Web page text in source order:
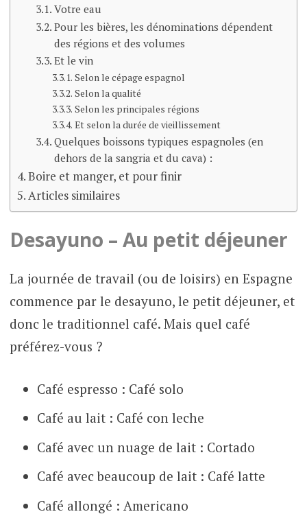
Votre eau
Pour les bières, les dénominations dépendent
des régions et des volumes
Et le vin
Selon le cépage espagnol
Selon la qualité
Selon les principales régions
Et selon la durée de vieillissement
Quelques boissons typiques espagnoles (en
dehors de la sangria et du cava) :
Boire et manger, et pour finir
Articles similaires
Desayuno – Au petit déjeuner
La journée de travail (ou de loisirs) en Espagne
commence par le desayuno, le petit déjeuner, et
donc le traditionnel café. Mais quel café
préférez-vous ?
Café espresso : Café solo
Café au lait : Café con leche
Café avec un nuage de lait : Cortado
Café avec beaucoup de lait : Café latte
Café allongé : Americano